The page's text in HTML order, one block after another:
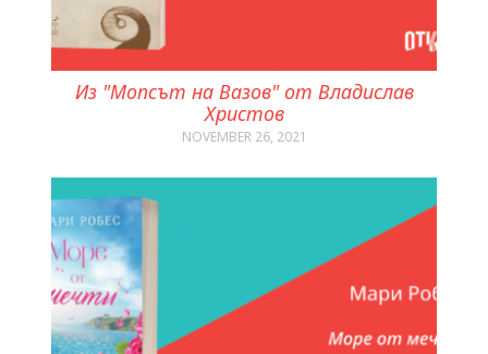
Из "Мопсът на Вазов" от Владислав
Христов
NOVEMBER 26, 2021